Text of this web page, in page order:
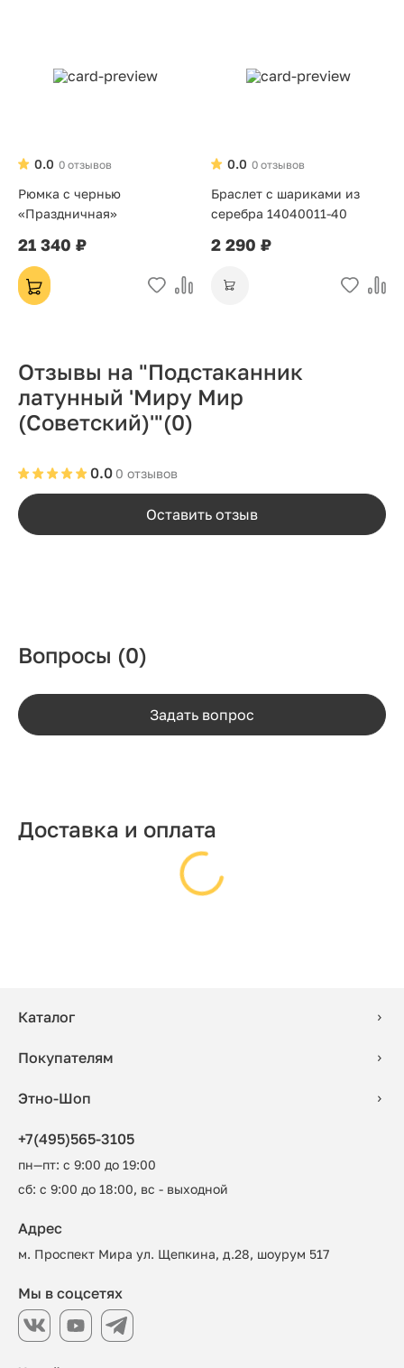
0 отзывов
0.0
Рюмка с чернью
«Праздничная»
21 340 ₽
0 отзывов
0.0
Браслет с шариками из
серебра 14040011-40
2 290 ₽
Отзывы на "Подстаканник
латунный 'Миру Мир
(Советский)'"(0)
0 отзывов
0.0
Оставить отзыв
Вопросы (0)
Задать вопрос
Доставка и оплата
Каталог
Покупателям
Этно-Шоп
+7(495)565-3105
пн—пт: с 9:00 до 19:00
сб: с 9:00 до 18:00, вс - выходной
Адрес
м. Проспект Мира ул. Щепкина, д.28, шоурум 517
Мы в соцсетях